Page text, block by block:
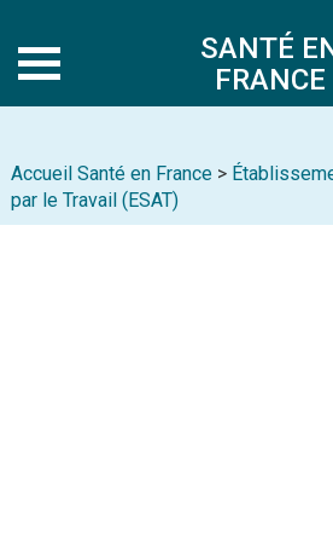
SANTÉ
FRANCE
Accueil Santé en France >
par le Travail (ESAT)